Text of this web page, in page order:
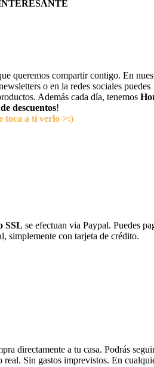
queremos compartir contigo. En
o en la redes sociales puedes
Además cada día, tenemos
descuentos!
toca a tí verlo >:)
SSL se efectuan via Paypal. Puedes
simplemente con tarjeta de crédito.
directamente a tu casa. Podrás
real. Sin gastos imprevistos. En